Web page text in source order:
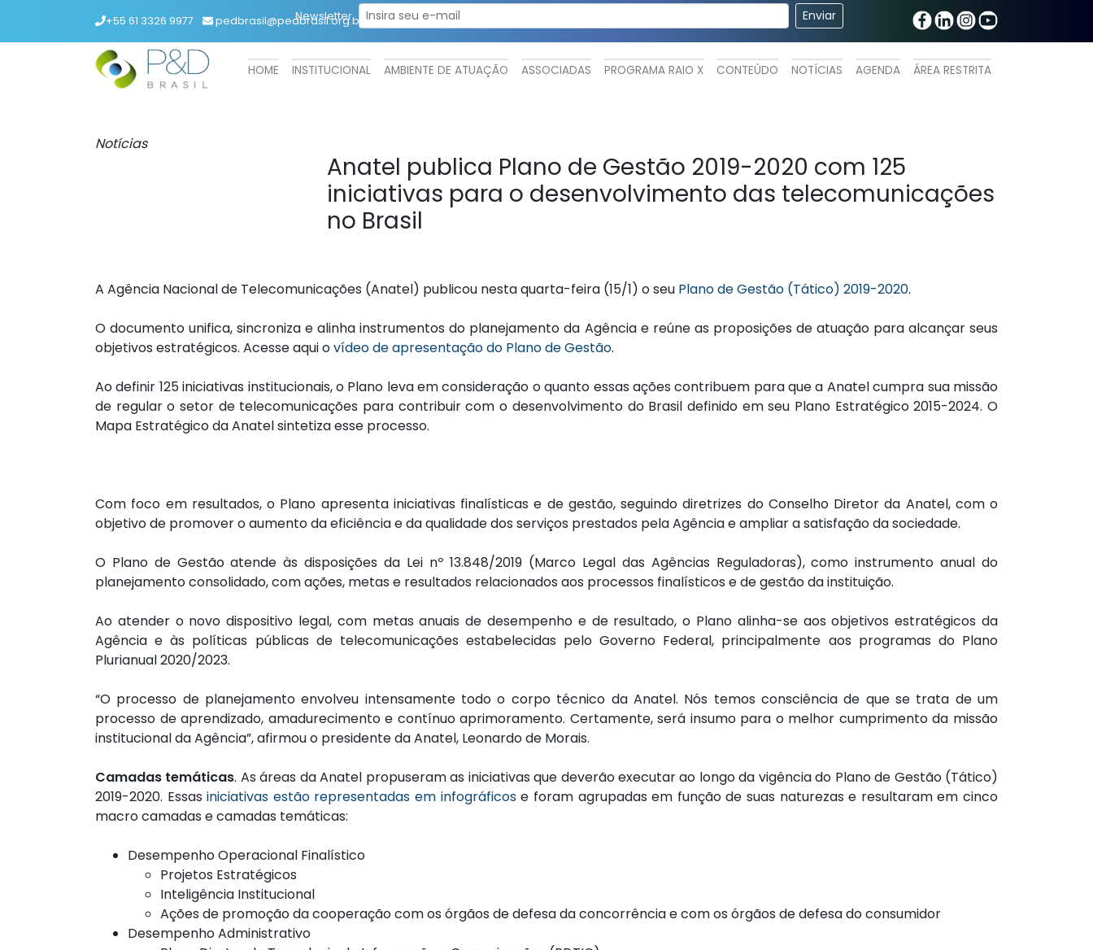
+55 61 3326 9977 pedbrasil@pedbrasil.org.br
Newsletter
HOME INSTITUCIONAL AMBIENTE DE ATUAÇÃO ASSOCIADAS PROGRAMA RAIO X CONTEÚDO NOTÍCIAS AGENDA ÁREA RESTRITA
Notícias
Anatel publica Plano de Gestão 2019-2020 com 125
iniciativas para o desenvolvimento das telecomunicações
no Brasil
A Agência Nacional de Telecomunicações (Anatel) publicou nesta quarta-feira (15/1) o seu Plano de Gestão (Tático) 2019-2020.
O documento unifica, sincroniza e alinha instrumentos do planejamento da Agência e reúne as proposições de atuação para alcançar seus
objetivos estratégicos. Acesse aqui ovídeo de apresentação do Plano de Gestão.
Ao definir 125 iniciativas institucionais, o Plano leva em consideração o quanto essas ações contribuem para que a Anatel cumpra sua missão
de regular o setor de telecomunicações para contribuir com o desenvolvimento do Brasil definido em seu Plano Estratégico 2015-2024. O
Mapa Estratégico da Anatel sintetiza esse processo.
Com foco em resultados, o Plano apresenta iniciativas finalísticas e de gestão, seguindo diretrizes do Conselho Diretor da Anatel, com o
objetivo de promover o aumento da eficiência e da qualidade dos serviços prestados pela Agência e ampliar a satisfação da sociedade.
O Plano de Gestão atende às disposições da Lei nº 13.848/2019 (Marco Legal das Agências Reguladoras), como instrumento anual do
planejamento consolidado, com ações, metas e resultados relacionados aos processos finalísticos e de gestão da instituição.
Ao atender o novo dispositivo legal, com metas anuais de desempenho e de resultado, o Plano alinha-se aos objetivos estratégicos da
Agência e às políticas públicas de telecomunicações estabelecidas pelo Governo Federal, principalmente aos programas do Plano
Plurianual 2020/2023.
“O processo de planejamento envolveu intensamente todo o corpo técnico da Anatel. Nós temos consciência de que se trata de um
processo de aprendizado, amadurecimento e contínuo aprimoramento. Certamente, será insumo para o melhor cumprimento da missão
institucional da Agência”, afirmou o presidente da Anatel, Leonardo de Morais.
Camadas temáticas. As áreas da Anatel propuseram as iniciativas que deverão executar ao longo da vigência do Plano de Gestão (Tático)
2019-2020. Essasiniciativas estão representadas em infográficose foram agrupadas em função de suas naturezas e resultaram em cinco
macro camadas e camadas temáticas:
Desempenho Operacional Finalístico
Projetos Estratégicos
Inteligência Institucional
Ações de promoção da cooperação com os órgãos de defesa da concorrência e com os órgãos de defesa do consumidor
Desempenho Administrativo